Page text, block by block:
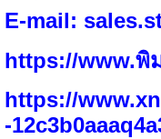
E-mail:
https://www.พิ
https://
-